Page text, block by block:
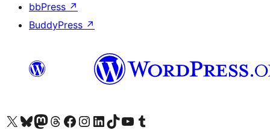
bbPress ↗
BuddyPress ↗
Visit our X (formerly Twitter) account
ہمارے بلیواسکائی اکاؤنٹ پر جائیں
Visit our Mastodon account
ہمارے ٹھریڈز اکاؤنٹ پر جائیں
Visit our Facebook page
Visit our Instagram account
Visit our LinkedIn account
ہمارے ٹک ٹاک اکاؤنٹ پر جائیں
Visit our YouTube channel
ہمارے ٹمبلر اکاؤنٹ پر جائیں